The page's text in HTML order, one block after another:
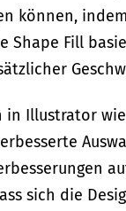
können,
Shape Fill
in Illustrator
sich die